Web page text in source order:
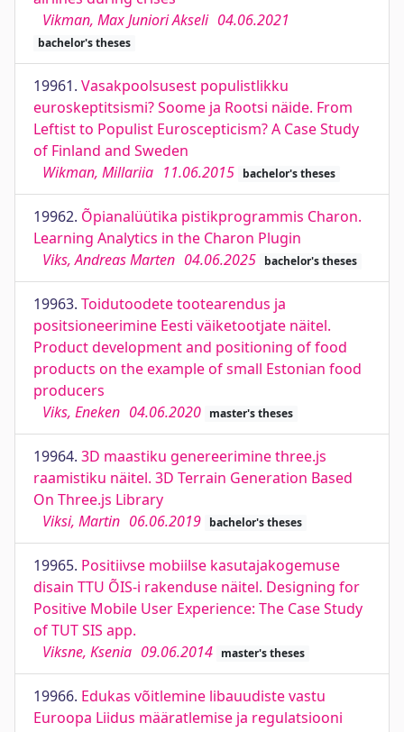
Vikman, Max Juniori Akseli 04.06.2021
bachelor's theses
19961. Vasakpoolsusest populistlikku
euroskeptitsismi? Soome ja Rootsi näide. From
Leftist to Populist Euroscepticism? A Case Study
of Finland and Sweden
Wikman, Millariia 11.06.2015 bachelor's theses
19962. Õpianalüütika pistikprogrammis Charon.
Learning Analytics in the Charon Plugin
Viks, Andreas Marten 04.06.2025 bachelor's theses
19963. Toidutoodete tootearendus ja
positsioneerimine Eesti väiketootjate näitel.
Product development and positioning of food
products on the example of small Estonian food
producers
Viks, Eneken 04.06.2020 master's theses
19964. 3D maastiku genereerimine three.js
raamistiku näitel. 3D Terrain Generation Based
On Three.js Library
Viksi, Martin 06.06.2019 bachelor's theses
19965. Positiivse mobiilse kasutajakogemuse
disain TTU ÕIS-i rakenduse näitel. Designing for
Positive Mobile User Experience: The Case Study
of TUT SIS app.
Viksne, Ksenia 09.06.2014 master's theses
19966. Edukas võitlemine libauudiste vastu
Euroopa Liidus määratlemise ja regulatsiooni